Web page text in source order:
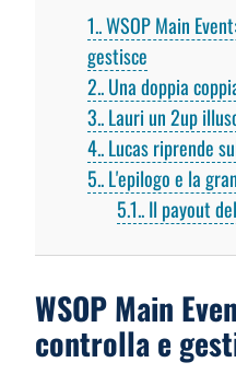
1. WSOP Main
gestisce
2. Una doppia
3. Lauri un 2up
4. Lucas riprende
5. L'epilogo e la
5.1. Il payout
WSOP Main
controlla e